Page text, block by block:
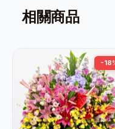
相關商品
-